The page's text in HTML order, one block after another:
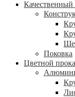
Качественный
Поковка
Цветной